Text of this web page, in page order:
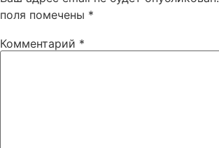
поля помечены *
Комментарий *